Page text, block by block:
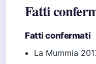
Fatti
Fatti confermati
La Mummia